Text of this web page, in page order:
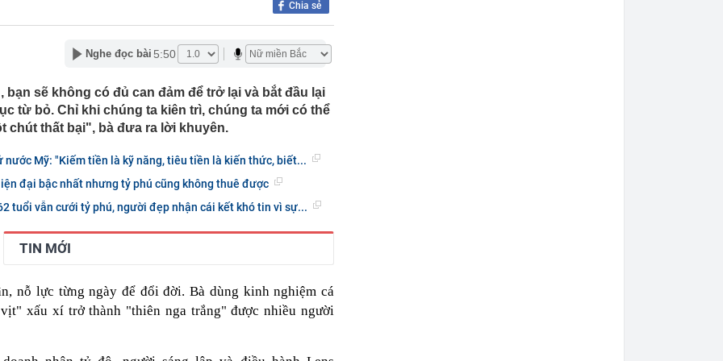
thỏi trị giá 450 triệu đồng, 13 tỷ đồng tiền mặt rải la liệt
sử dụng tài khoản ngoại tệ, đồng Việt Nam của tổ
ngoài
gần 40 năm giữa phố Hòe Nhai: Cụ bà 82 tuổi vẫn tự
KH-CN Nguyễn Mạnh Hùng lý giải lý do Việt Nam
nghiệp khởi nghiệp thành công, nhưng lại ít doanh
lớn
tên lửa khi qua eo biển Hormuz
Mi Hồng lên tiếng sau kết luận của Thanh tra Chính
tổ hợp chăm sóc sức khỏe người cao tuổi rộng hơn
Chia sẻ
Nghe đọc bài 5:50
sẽ không có đủ can đảm để trở lại và bắt đầu lại
từ bỏ. Chỉ khi chúng ta kiên trì, chúng ta mới có thể
chút thất bại", bà đưa ra lời khuyên.
nước Mỹ: "Kiếm tiền là kỹ năng, tiêu tiền là kiến thức, biết...
đại bậc nhất nhưng tỷ phú cũng không thuê được
tuổi vẫn cưới tỷ phú, người đẹp nhận cái kết khó tin vì sự...
TIN MỚI
nỗ lực từng ngày để đổi đời. Bà dùng kinh nghiệm cá
xấu xí trở thành "thiên nga trắng" được nhiều người